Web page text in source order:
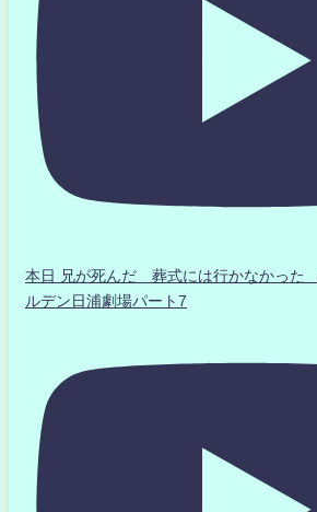
本日 兄が死んだ 葬式には行かなかっ
ルデン日浦劇場パート7